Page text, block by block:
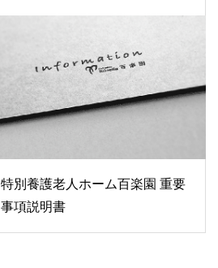
特別養護老人ホーム百楽園 重要
事項説明書